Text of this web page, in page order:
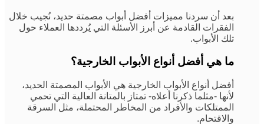
بعد أن سردنا مميزات أفضل أبواب مصمتة حديد، نُجيب خلال
الفقرات القادمة عن أبرز الأسئلة التي يُرددها العملاء حول
تلك الأبواب.
ما هي أفضل أنواع الأبواب الخارجية؟
أفضل أنواع الأبواب الخارجية هي الأبواب المصمتة الحديد،
لأنها -مثلما ذكرنا أعلاه- تمتاز بالمتانة العالية التي تحمي
الممتلكات والأفراد من المخاطر المحتملة، مثل السرقة
والاقتحام.